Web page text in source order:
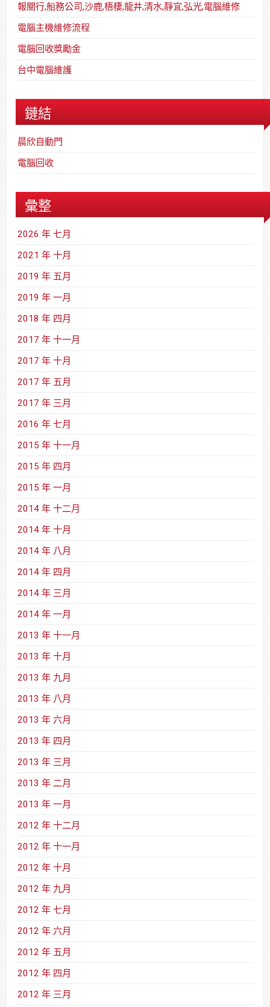
報關行,船務公司,沙鹿,梧棲,龍井,清水,靜宜,弘光,電腦維修
電腦主機維修流程
電腦回收獎勵金
台中電腦維護
鏈結
晨欣自動門
電腦回收
彙整
2026 年 七月
2021 年 十月
2019 年 五月
2019 年 一月
2018 年 四月
2017 年 十一月
2017 年 十月
2017 年 五月
2017 年 三月
2016 年 七月
2015 年 十一月
2015 年 四月
2015 年 一月
2014 年 十二月
2014 年 十月
2014 年 八月
2014 年 四月
2014 年 三月
2014 年 一月
2013 年 十一月
2013 年 十月
2013 年 九月
2013 年 八月
2013 年 六月
2013 年 四月
2013 年 三月
2013 年 二月
2013 年 一月
2012 年 十二月
2012 年 十一月
2012 年 十月
2012 年 九月
2012 年 七月
2012 年 六月
2012 年 五月
2012 年 四月
2012 年 三月